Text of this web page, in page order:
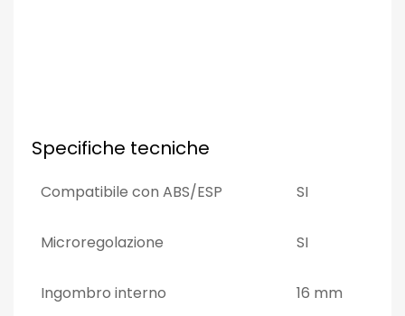
Specifiche tecniche
Compatibile con ABS/ESP SI
Microregolazione SI
Ingombro interno 16 mm